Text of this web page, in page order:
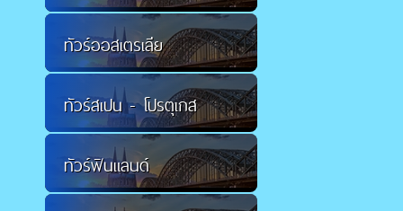
ทัวร์ออสเตรเลีย
ทัวร์สเปน - โปรตุเกส
ทัวร์ฟินแลนด์